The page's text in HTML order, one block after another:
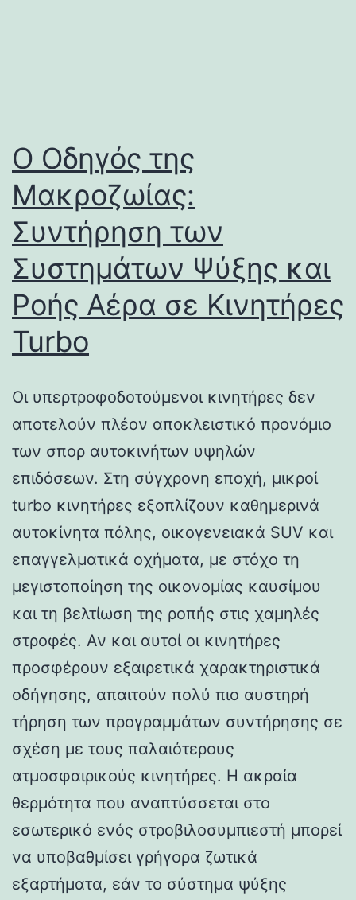
Ο Οδηγός της
Μακροζωίας:
Συντήρηση των
Συστημάτων Ψύξης και
Ροής Αέρα σε Κινητήρες
Turbo
Οι υπερτροφοδοτούμενοι κινητήρες δεν
αποτελούν πλέον αποκλειστικό προνόμιο
των σπορ αυτοκινήτων υψηλών
επιδόσεων. Στη σύγχρονη εποχή, μικροί
turbo κινητήρες εξοπλίζουν καθημερινά
αυτοκίνητα πόλης, οικογενειακά SUV και
επαγγελματικά οχήματα, με στόχο τη
μεγιστοποίηση της οικονομίας καυσίμου
και τη βελτίωση της ροπής στις χαμηλές
στροφές. Αν και αυτοί οι κινητήρες
προσφέρουν εξαιρετικά χαρακτηριστικά
οδήγησης, απαιτούν πολύ πιο αυστηρή
τήρηση των προγραμμάτων συντήρησης σε
σχέση με τους παλαιότερους
ατμοσφαιρικούς κινητήρες. Η ακραία
θερμότητα που αναπτύσσεται στο
εσωτερικό ενός στροβιλοσυμπιεστή μπορεί
να υποβαθμίσει γρήγορα ζωτικά
εξαρτήματα, εάν το σύστημα ψύξης